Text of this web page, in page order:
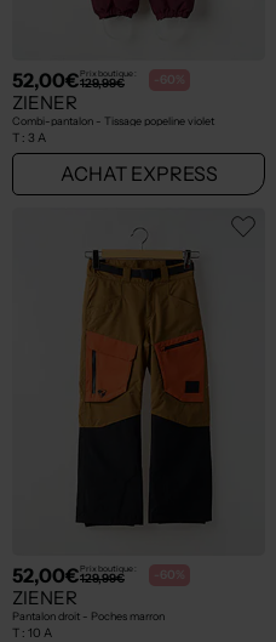
52,00€Prix boutique :
129,99€ -60%
ZIENER
Combi-pantalon - Tissage popeline violet
T : 3 A
ACHAT EXPRESS
52,00€Prix boutique :
129,99€ -60%
ZIENER
Pantalon droit - Poches marron
T : 10 A